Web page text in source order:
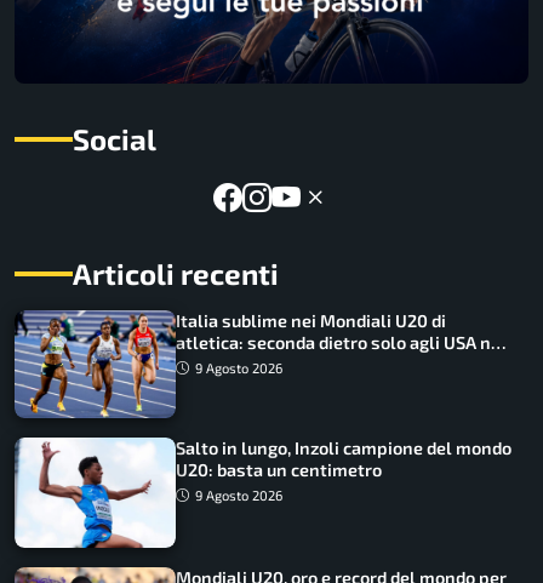
Social
Articoli recenti
Italia sublime nei Mondiali U20 di
atletica: seconda dietro solo agli USA nel
medagliere
9 Agosto 2026
Salto in lungo, Inzoli campione del mondo
U20: basta un centimetro
9 Agosto 2026
Mondiali U20, oro e record del mondo per